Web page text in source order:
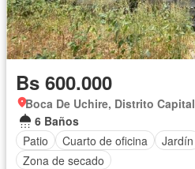
Bs 600.000
Boca De Uchire, Distrito Capital
6 Baños
Patio
Cuarto de oficina Jardín
Zona de secado